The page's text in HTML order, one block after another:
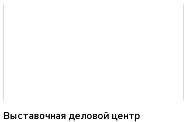
Выставочная деловой центр